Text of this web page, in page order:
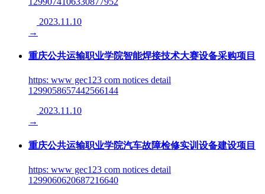
2023.11.10
→
重庆公共运输职业学院智能焊接技术大赛设备采购项目
https: www gec123 com notices detail
1299058657442566144
2023.11.10
→
重庆公共运输职业学院汽车故障检修实训设备建设项目
https: www gec123 com notices detail
1299060620687216640